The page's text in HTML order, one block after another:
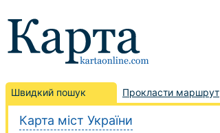
Швидкий пошук Прокласти маршрут
Карта міст України